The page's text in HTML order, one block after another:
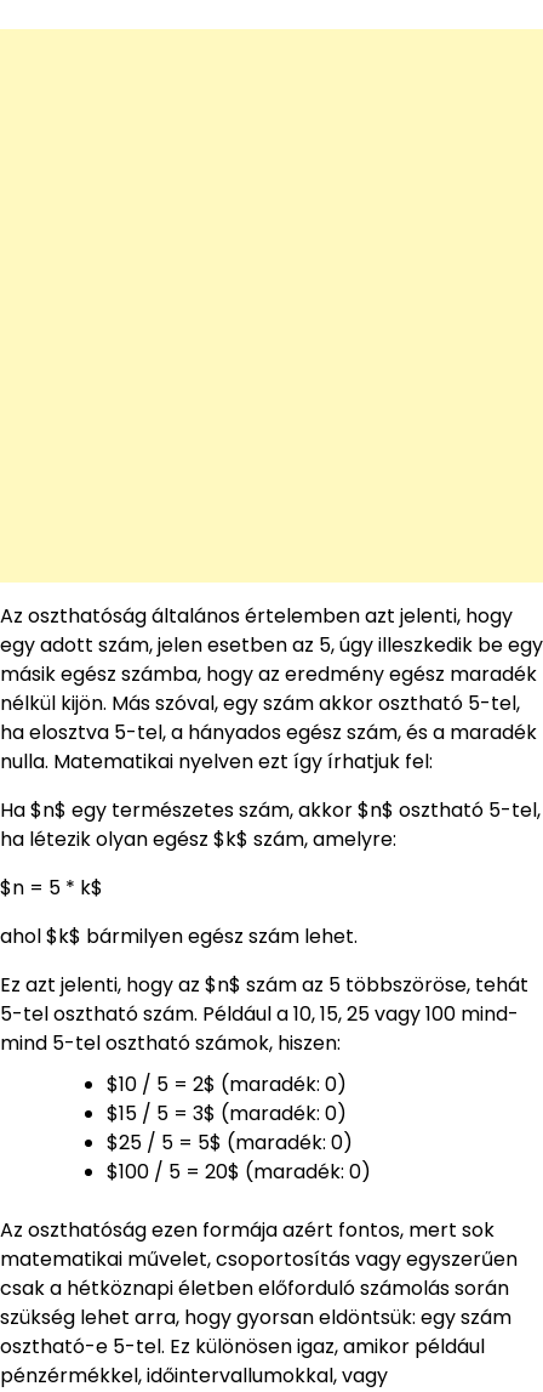
Az oszthatóság általános értelemben azt jelenti, hogy
egy adott szám, jelen esetben az 5, úgy illeszkedik be egy
másik egész számba, hogy az eredmény egész maradék
nélkül kijön. Más szóval, egy szám akkor osztható 5-tel,
ha elosztva 5-tel, a hányados egész szám, és a maradék
nulla. Matematikai nyelven ezt így írhatjuk fel:
Ha $n$ egy természetes szám, akkor $n$ osztható 5-tel,
ha létezik olyan egész $k$ szám, amelyre:
$n = 5 * k$
ahol $k$ bármilyen egész szám lehet.
Ez azt jelenti, hogy az $n$ szám az 5 többszöröse, tehát
5-tel osztható szám. Például a 10, 15, 25 vagy 100 mind-
mind 5-tel osztható számok, hiszen:
$10 / 5 = 2$ (maradék: 0)
$15 / 5 = 3$ (maradék: 0)
$25 / 5 = 5$ (maradék: 0)
$100 / 5 = 20$ (maradék: 0)
Az oszthatóság ezen formája azért fontos, mert sok
matematikai művelet, csoportosítás vagy egyszerűen
csak a hétköznapi életben előforduló számolás során
szükség lehet arra, hogy gyorsan eldöntsük: egy szám
osztható-e 5-tel. Ez különösen igaz, amikor például
pénzérmékkel, időintervallumokkal, vagy